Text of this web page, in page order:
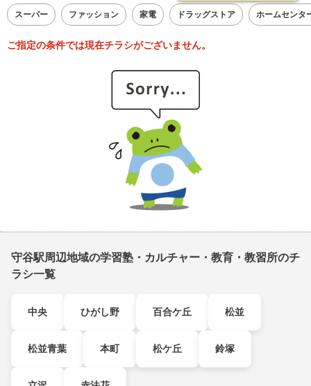
スーパー ファッション 家電 ドラッグストア ホームセンタ
ご指定の条件では現在チラシがございません。
守谷駅周辺地域の学習塾・カルチャー・教育・教習所のチ
ラシ一覧
中央 ひがし野 百合ケ丘 松並
松並青葉 本町 松ケ丘 鈴塚